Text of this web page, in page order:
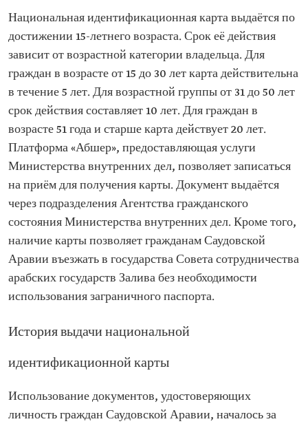
Национальная идентификационная карта выдаётся по
достижении 15-летнего возраста. Срок её действия
зависит от возрастной категории владельца. Для
граждан в возрасте от 15 до 30 лет карта действительна
в течение 5 лет. Для возрастной группы от 31 до 50 лет
срок действия составляет 10 лет. Для граждан в
возрасте 51 года и старше карта действует 20 лет.
Платформа «Абшер», предоставляющая услуги
Министерства внутренних дел, позволяет записаться
на приём для получения карты. Документ выдаётся
через подразделения Агентства гражданского
состояния Министерства внутренних дел. Кроме того,
наличие карты позволяет гражданам Саудовской
Аравии въезжать в государства Совета сотрудничества
арабских государств Залива без необходимости
использования заграничного паспорта.
История выдачи национальной
идентификационной карты
Использование документов, удостоверяющих
личность граждан Саудовской Аравии, началось за